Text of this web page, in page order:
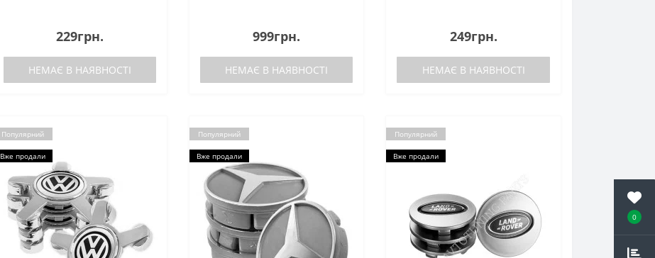
0
229грн.
НЕМАЄ В НАЯВНОСТІ
999грн.
НЕМАЄ В НАЯВНОСТІ
249грн.
НЕМАЄ В НАЯВНОСТІ
Популярний
Вже продали
Популярний
Вже продали
Популярний
Вже продали